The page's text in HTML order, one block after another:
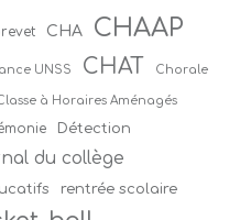
CHA CHAAP
UNSS CHAT Chorale
à Horaires Aménagés
Détection
du collège
rentrée scolaire